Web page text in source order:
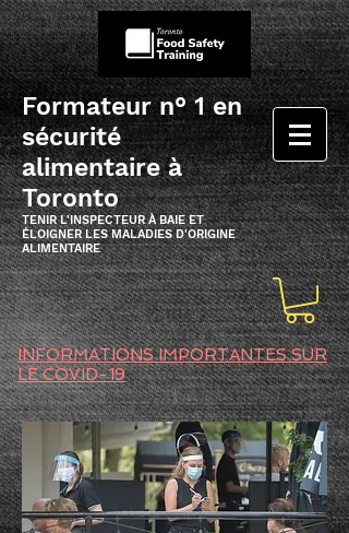
Formateur n° 1 en
sécurité
alimentaire à
Toronto
TENIR L'INSPECTEUR À BAIE ET
ÉLOIGNER LES MALADIES D'ORIGINE
ALIMENTAIRE
INFORMATIONS IMPORTANTES SUR
LE COVID-19